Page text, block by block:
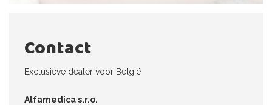
Contact
Exclusieve dealer voor België
Alfamedica s.r.o.